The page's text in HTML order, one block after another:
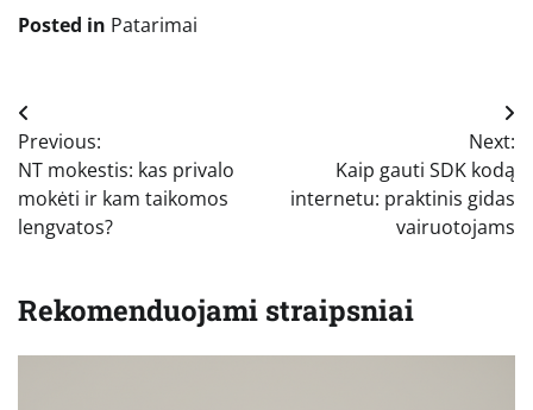
Posted in Patarimai
Navigacija
tarp
įrašų
Previous:
NT mokestis: kas privalo
mokėti ir kam taikomos
lengvatos?
Next:
Kaip gauti SDK kodą
internetu: praktinis gidas
vairuotojams
Rekomenduojami straipsniai